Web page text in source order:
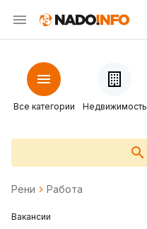
Все категории Недвижимость
Рени Работа
Вакансии